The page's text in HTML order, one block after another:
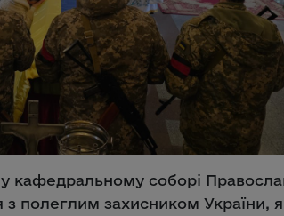
кафедральному соборі
з полеглим захисником України,